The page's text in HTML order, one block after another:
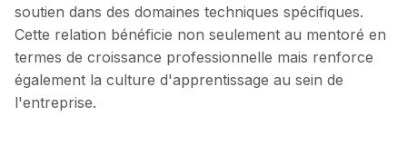
soutien dans des domaines techniques spécifiques.
Cette relation bénéficie non seulement au mentoré en
termes de croissance professionnelle mais renforce
également la culture d'apprentissage au sein de
l'entreprise.